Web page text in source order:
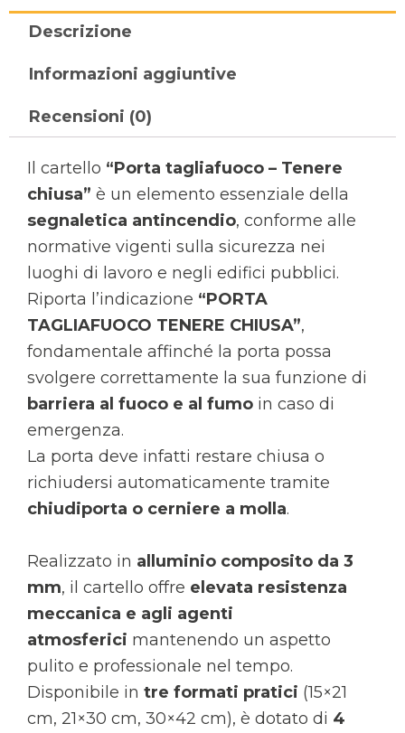
Descrizione
Informazioni aggiuntive
Recensioni (0)
Il cartello “Porta tagliafuoco – Tenere
chiusa” è un elemento essenziale della
segnaletica antincendio, conforme alle
normative vigenti sulla sicurezza nei
luoghi di lavoro e negli edifici pubblici.
Riporta l’indicazione “PORTA
TAGLIAFUOCO TENERE CHIUSA”,
fondamentale affinché la porta possa
svolgere correttamente la sua funzione di
barriera al fuoco e al fumo in caso di
emergenza.
La porta deve infatti restare chiusa o
richiudersi automaticamente tramite
chiudiporta o cerniere a molla.
Realizzato in alluminio composito da 3
mm, il cartello offre elevata resistenza
meccanica e agli agenti
atmosferici mantenendo un aspetto
pulito e professionale nel tempo.
Disponibile in tre formati pratici (15×21
cm, 21×30 cm, 30×42 cm), è dotato di 4